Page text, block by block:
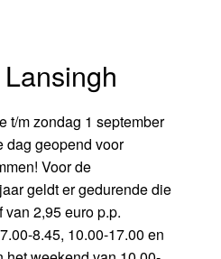
t/m zondag 1 september
dag geopend voor
Voor de
geldt er gedurende die
2,95 euro p.p.
8.45, 10.00-17.00 en